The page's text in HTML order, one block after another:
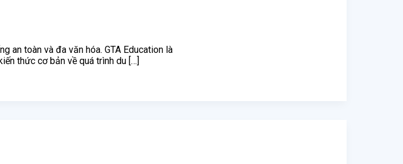
an toàn và đa văn hóa. GTA Education là
thức cơ bản về quá trình du […]